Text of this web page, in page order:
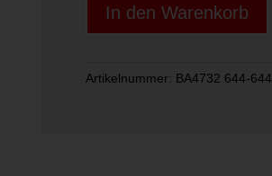
PINK
POW/POLAR/(DPRYLB)
In den Warenkorb
Artikelnummer: BA4732 644-644